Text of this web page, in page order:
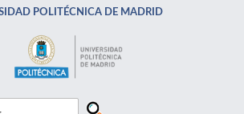
POLITÉCNICA DE MADRID